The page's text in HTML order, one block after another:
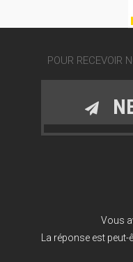
POUR RECEVOIR
Vous
La réponse est peut-